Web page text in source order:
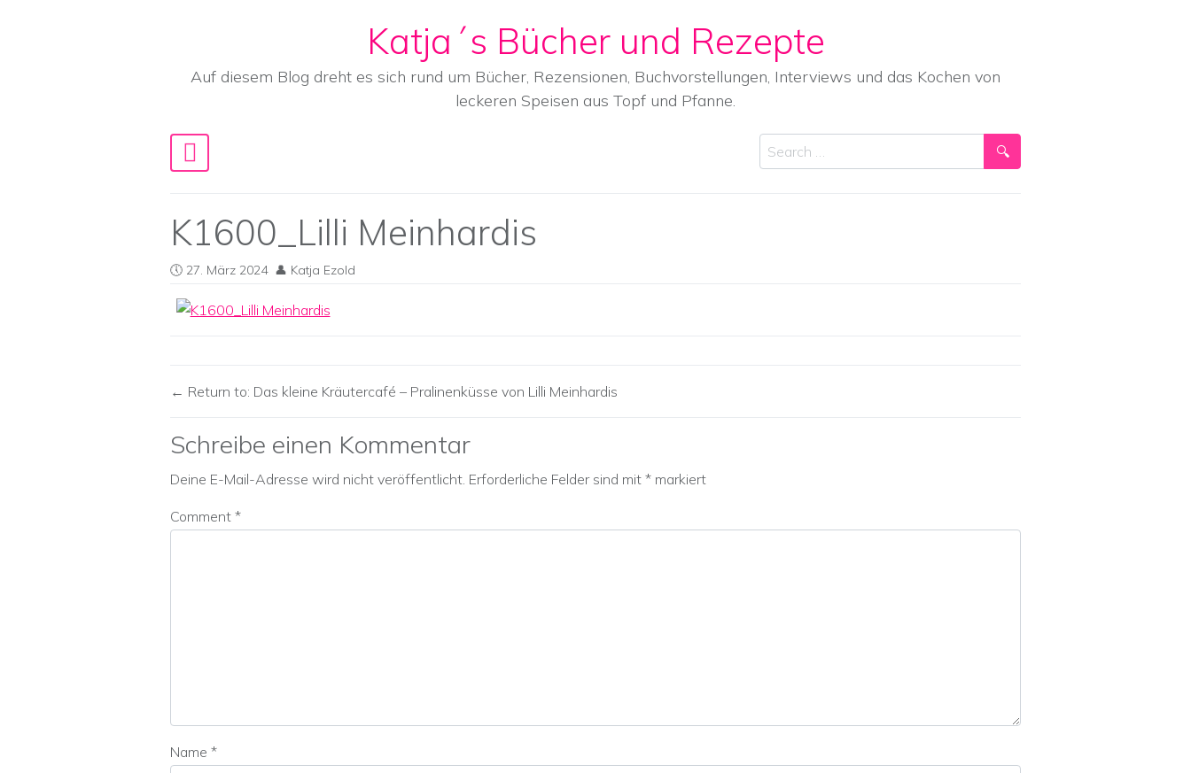
Katja´s Bücher und Rezepte
Auf diesem Blog dreht es sich rund um Bücher, Rezensionen, Buchvorstellungen, Interviews und das Kochen von
leckeren Speisen aus Topf und Pfanne.
Main Navigation
Search
K1600_Lilli Meinhardis
27. März 2024 Katja Ezold
Return to: Das kleine Kräutercafé – Pralinenküsse von Lilli Meinhardis
Schreibe einen Kommentar
Deine E-Mail-Adresse wird nicht veröffentlicht. Erforderliche Felder sind mit * markiert
Comment *
Name *